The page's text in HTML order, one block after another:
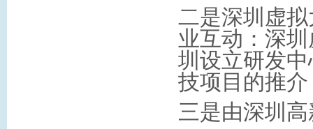
二是深圳虚
业互动：深
圳设立研发
技项目的推介
三是由深圳